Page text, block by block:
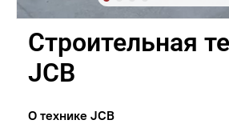
Строительная
JCB
О технике JCB